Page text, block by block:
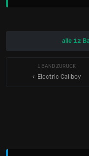
alle 12
1 BAND ZURÜCK
‹ Electric Callboy